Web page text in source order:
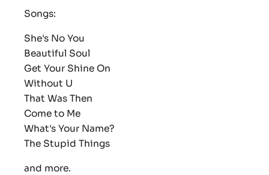
Songs:
She's No You
Beautiful Soul
Get Your Shine On
Without U
That Was Then
Come to Me
What's Your Name?
The Stupid Things
and more.